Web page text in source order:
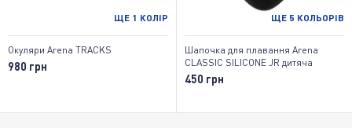
ЩЕ 1 КОЛІР
Окуляри Arena TRACKS
980 грн
ЩЕ 5 КОЛЬОРІВ
Шапочка для плавання Arena
CLASSIC SILICONE JR дитяча
450 грн